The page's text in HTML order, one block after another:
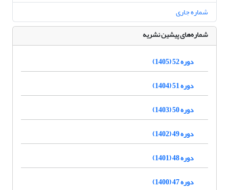
شماره جاری
شماره‌های پیشین نشریه
دوره 52 (1405)
دوره 51 (1404)
دوره 50 (1403)
دوره 49 (1402)
دوره 48 (1401)
دوره 47 (1400)